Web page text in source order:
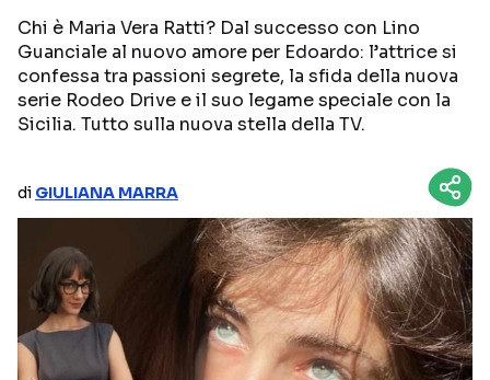
Streaming
NETFLIX
AMAZON PRIME VIDEO
RAIPLAY
MEDIASET INFINITY
DAZN
Categorie
NOTIZIE
INTERVISTE
Chi è Maria Vera Ratti? Dal successo con Lino
Guanciale al nuovo amore per Edoardo: l’attrice si
confessa tra passioni segrete, la sfida della nuova
serie Rodeo Drive e il suo legame speciale con la
Sicilia. Tutto sulla nuova stella della TV.
di GIULIANA MARRA